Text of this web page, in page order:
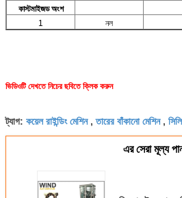
কাস্টমাইজড অংশ
1
নল
ভিডিওটি দেখতে নিচের ছবিতে ক্লিক করুন
ট্যাগ: কয়েল রাইন্ডিং মেশিন,তারের বাঁকানো মেশিন,
এর সেরা মূল্য